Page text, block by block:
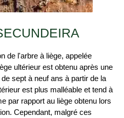
de l'arbre à liège, appelée
ultérieur est obtenu après une
sept à neuf ans à partir de la
est plus malléable et tend à
par rapport au liège obtenu lors
Cependant, malgré ces